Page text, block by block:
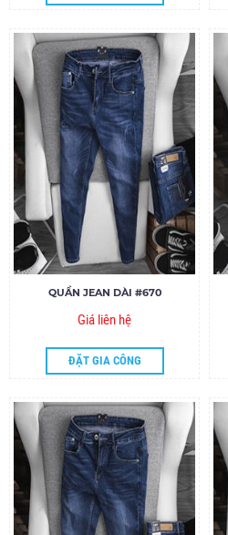
QUẦN JEAN DÀI #670
Giá liên hệ
ĐẶT GIA CÔNG